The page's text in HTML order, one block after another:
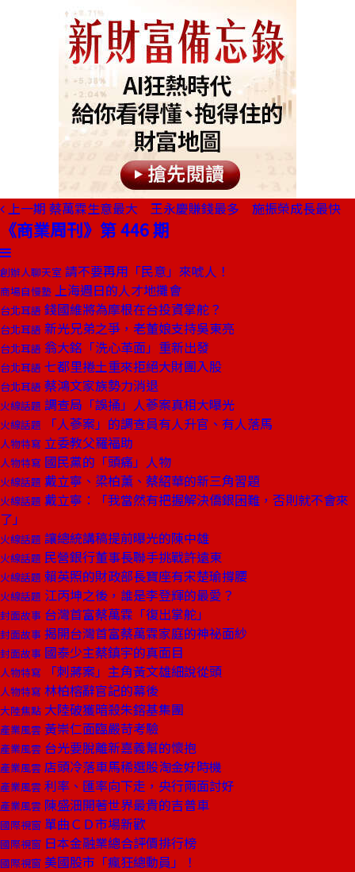
上一期 蔡萬霖生意最大 王永慶賺錢最多 施振榮成長最快
《商業周刊》第 446 期
創辦人聊天室 請不要再用「民意」來唬人！
商場自慢塾 上海週日的人才地攤會
台北耳語 錢國維將為摩根在台投資掌舵？
台北耳語 新光兄弟之爭，老董娘支持吳東亮
台北耳語 翁大銘「洗心革面」重新出發
台北耳語 七都里捲土重來拒絕大財團入股
台北耳語 蔡鴻文家族勢力消退
火線話題 調查局「誤捅」人蔘案真相大曝光
火線話題 「人蔘案」的調查員有人升官、有人落馬
人物特寫 立委教父羅福助
人物特寫 國民黨的「頭痛」人物
火線話題 戴立寧、梁柏薰、蔡紹華的新三角習題
火線話題 戴立寧：「我當然有把握解決僑銀困難，否則就不會來
了」
火線話題 讓總統講稿提前曝光的陳中雄
火線話題 民營銀行董事長聯手挑戰許遠東
火線話題 賴英照的財政部長寶座有宋楚瑜撐腰
火線話題 江丙坤之後，誰是李登輝的最愛？
封面故事 台灣首富蔡萬霖「復出掌舵」
封面故事 揭開台灣首富蔡萬霖家庭的神祕面紗
封面故事 國泰少主蔡鎮宇的真面目
人物特寫 「刺蔣案」主角黃文雄細說從頭
人物特寫 林柏榕辭官記的幕後
大陸焦點 大陸破獲暗殺朱鎔基集團
產業風雲 黃崇仁面臨嚴苛考驗
產業風雲 台光要脫離新嘉義幫的懷抱
產業風雲 店頭冷落車馬稀選股淘金好時機
產業風雲 利率、匯率向下走，央行兩面討好
產業風雲 陳盛沺開著世界最貴的吉普車
國際視窗 單曲ＣＤ市場新歡
國際視窗 日本金融業總合評價排行榜
國際視窗 美國股市「瘋狂總動員」！